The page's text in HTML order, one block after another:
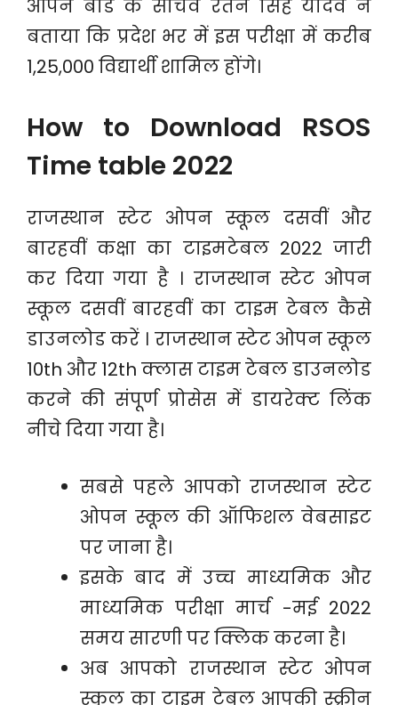
ओपन बोर्ड के सचिव रतन सिंह यादव ने
बताया कि प्रदेश भर में इस परीक्षा में करीब
1,25,000 विद्यार्थी शामिल होंगे।
How to Download RSOS
Time table 2022
राजस्थान स्टेट ओपन स्कूल दसवीं और
बारहवीं कक्षा का टाइमटेबल 2022 जारी
कर दिया गया है । राजस्थान स्टेट ओपन
स्कूल दसवीं बारहवीं का टाइम टेबल कैसे
डाउनलोड करें । राजस्थान स्टेट ओपन स्कूल
10th और 12th क्लास टाइम टेबल डाउनलोड
करने की संपूर्ण प्रोसेस में डायरेक्ट लिंक
नीचे दिया गया है।
सबसे पहले आपको राजस्थान स्टेट
ओपन स्कूल की ऑफिशल वेबसाइट
पर जाना है।
इसके बाद में उच्च माध्यमिक और
माध्यमिक परीक्षा मार्च -मई 2022
समय सारणी पर क्लिक करना है।
अब आपको राजस्थान स्टेट ओपन
स्कूल का टाइम टेबल आपकी स्क्रीन